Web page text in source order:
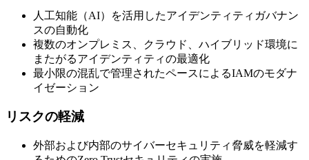
人工知能（AI）を活用したアイデンティティガバナン
スの自動化
複数のオンプレミス、クラウド、ハイブリッド環境に
またがるアイデンティティの最適化
最小限の混乱で管理されたペースによるIAMのモダナ
イゼーション
リスクの軽減
外部および内部のサイバーセキュリティ脅威を軽減す